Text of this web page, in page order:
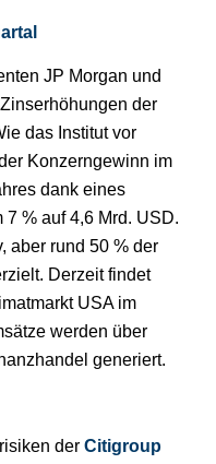
JP Morgan und
der
das Institut vor
Konzerngewinn im
dank eines
% auf 4,6 Mrd. USD.
aber rund 50 % der
Derzeit findet
USA im
werden über
generiert.
der Citigroup